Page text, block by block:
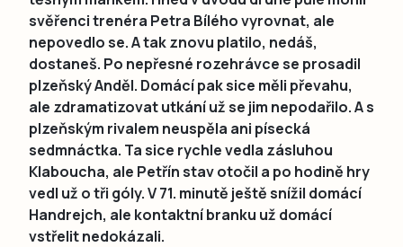
svěřenci trenéra Petra Bílého vyrovnat, ale
nepovedlo se. A tak znovu platilo, nedáš,
dostaneš. Po nepřesné rozehrávce se prosadil
plzeňský Anděl. Domácí pak sice měli převahu,
ale zdramatizovat utkání už se jim nepodařilo. A s
plzeňským rivalem neuspěla ani písecká
sedmnáctka. Ta sice rychle vedla zásluhou
Klaboucha, ale Petřín stav otočil a po hodině hry
vedl už o tři góly. V 71. minutě ještě snížil domácí
Handrejch, ale kontaktní branku už domácí
vstřelit nedokázali.